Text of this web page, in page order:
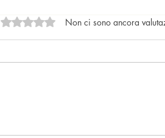
Valutazione 0 stelle su 5.
Non ci sono ancora